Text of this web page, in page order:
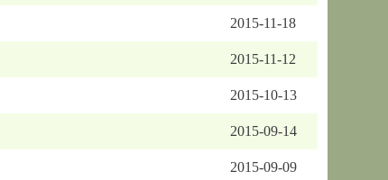
2015-11-18
2015-11-12
2015-10-13
2015-09-14
2015-09-09